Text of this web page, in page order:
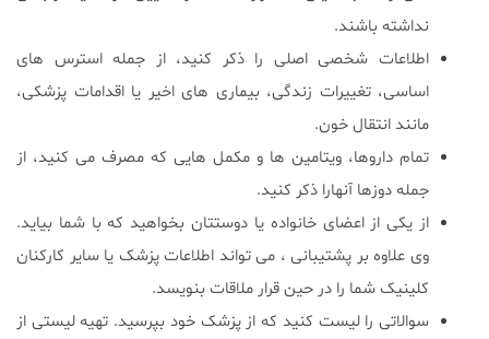
نداشته باشند.
اطلاعات شخصی اصلی را ذکر کنید، از جمله استرس های
اساسی، تغییرات زندگی، بیماری های اخیر یا اقدامات پزشکی،
مانند انتقال خون.
تمام داروها، ویتامین ها و مکمل هایی که مصرف می کنید، از
جمله دوزها آنهارا ذکر کنید.
از یکی از اعضای خانواده یا دوستتان بخواهید که با شما بیاید.
وی علاوه بر پشتیبانی ، می تواند اطلاعات پزشک یا سایر کارکنان
کلینیک شما را در حین قرار ملاقات بنویسد.
سوالاتی را لیست کنید که از پزشک خود بپرسید. تهیه لیستی از